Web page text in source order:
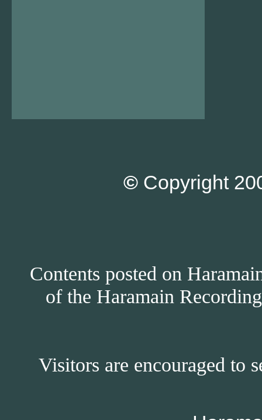
© Copyright
Contents posted on
of the Haramain
Visitors are encouraged to